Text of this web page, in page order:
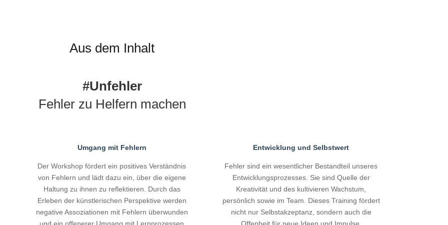
Aus dem Inhalt
#Unfehler
Fehler zu Helfern machen
Umgang mit Fehlern
Der Workshop fördert ein positives Verständnis
von Fehlern und lädt dazu ein, über die eigene
Haltung zu ihnen zu reflektieren. Durch das
Erleben der künstlerischen Perspektive werden
negative Assoziationen mit Fehlern überwunden
Entwicklung und Selbstwert
Fehler sind ein wesentlicher Bestandteil unseres
Entwicklungsprozesses. Sie sind Quelle der
Kreativität und des kultivieren Wachstum,
persönlich sowie im Team. Dieses Training fördert
nicht nur Selbstakzeptanz, sondern auch die